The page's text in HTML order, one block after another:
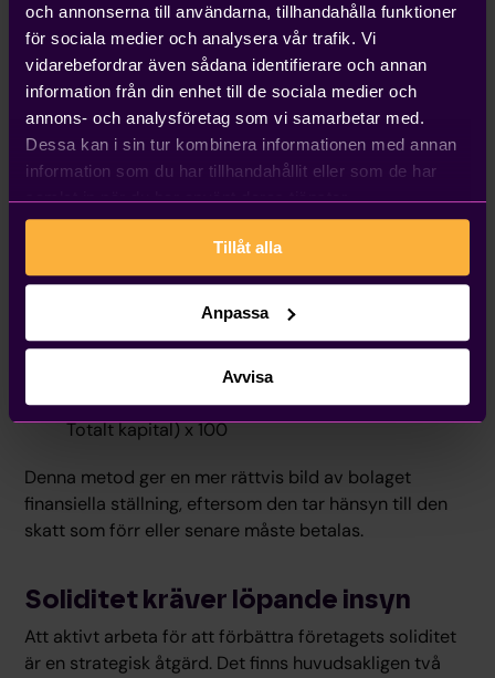
och annonserna till användarna, tillhandahålla funktioner
för sociala medier och analysera vår trafik. Vi
vidarebefordrar även sådana identifierare och annan
information från din enhet till de sociala medier och
annons- och analysföretag som vi samarbetar med.
Dessa kan i sin tur kombinera informationen med annan
information som du har tillhandahållit eller som de har
samlat in när du har använt deras tjänster.
Tillåt alla
Anpassa
Avvisa
Beräkna justerad soliditet
För att göra en mer exakt uträkning av soliditet
behöver du först beräkna ett justerat eget kapital. Det
gör du genom att ta det synliga egna kapitalet och
addera en del av de obeskattade reserverna. En vanlig
tumregel är att multiplicera de obeskattade
Formeln för justerat eget kapital ser ut så här:
Justerat eget kapital = Eget kapital +
(Obeskattade reserver x (1 - Bolagsskattesats))
Därefter kan du räkna ut den justerade soliditeten:
Justerad soliditet (%) = (Justerat eget kapital /
Totalt kapital) x 100
Denna metod ger en mer rättvis bild av bolaget
finansiella ställning, eftersom den tar hänsyn till den
skatt som förr eller senare måste betalas.
Soliditet kräver löpande insyn
Att aktivt arbeta för att förbättra företagets soliditet
är en strategisk åtgärd. Det finns huvudsakligen två